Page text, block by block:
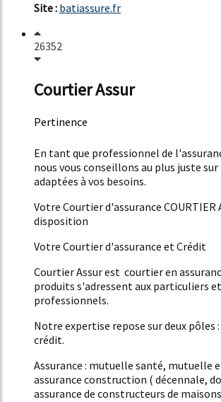
Site : batiassure.fr
26352
Courtier Assur
Pertinence
En tant que professionnel de
nous vous conseillons au plus juste
adaptées à vos besoins.
Votre Courtier d'assurance COURTIER
disposition
Votre Courtier d'assurance et Crédit
Courtier Assur est courtier en
produits s'adressent aux particuliers
professionnels.
Notre expertise repose sur deux pôles
crédit.
Assurance : mutuelle santé, mutuelle
assurance construction ( décennale,
assurance de constructeurs de